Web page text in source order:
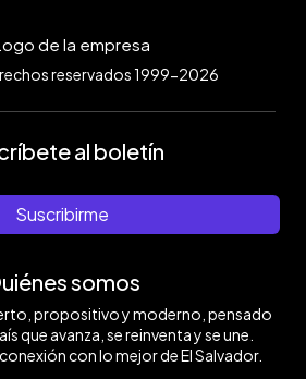
reservados 1999-2026
al boletín
Suscribirme
somos
propositivo y moderno, pensado
que avanza, se reinventa y se une.
con lo mejor de El Salvador.